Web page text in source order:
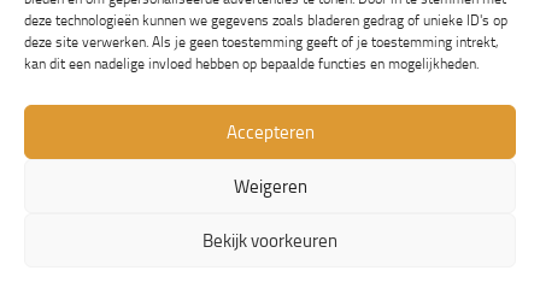
deze technologieën kunnen we gegevens zoals bladeren gedrag of unieke ID's op
deze site verwerken. Als je geen toestemming geeft of je toestemming intrekt,
kan dit een nadelige invloed hebben op bepaalde functies en mogelijkheden.
Accepteren
Weigeren
Bekijk voorkeuren
- Ontworpen met de